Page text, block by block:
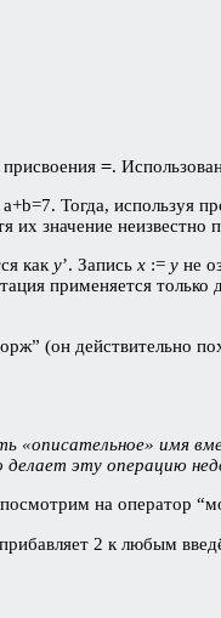
=.
Тогда, используя
значение
как y’. Запись x := y не
применяется
(он действительно
«описательное» имя
эту операцию
на оператор
2 к любым